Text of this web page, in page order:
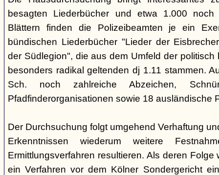
besagten Liederbücher und etwa 1.000 noch
Blättern finden die Polizeibeamten je ein
bündischen Liederbücher "Lieder der
der Südlegion", die aus dem Umfeld der
besonders radikal geltenden dj 1.11 stammen.
Sch. noch zahlreiche Abzeichen,
Pfadfinderorganisationen sowie 18 ausländische
Der Durchsuchung folgt umgehend Verhaftung
Erkenntnissen wiederum weitere
Ermittlungsverfahren resultieren. Als deren
ein Verfahren vor dem Kölner Sondergericht